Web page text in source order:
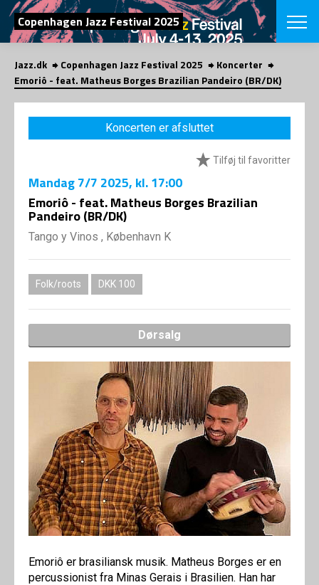
SØG
Copenhagen Jazz Festival 2025
English
VÆLG
VINTERJAZZ
Temaer
LOCATIONS
App
INFO
Jazz.dk Copenhagen Jazz Festival 2025
Koncerter
Emoriô - feat. Matheus Borges Brazilian Pandeiro (BR/DK)
Koncerten er afsluttet
Tilføj til favoritter
Mandag7/7 2025, kl. 17:00
Emoriô - feat. Matheus Borges Brazilian
Pandeiro (BR/DK)
Tango y Vinos , København K
Folk/roots DKK 100
Dørsalg
Emoriô er brasiliansk musik. Matheus Borges er en
percussionist fra Minas Gerais i Brasilien. Han har